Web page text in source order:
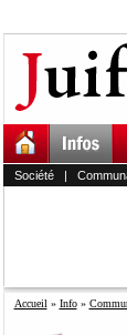
Société|
Accueil » Info»